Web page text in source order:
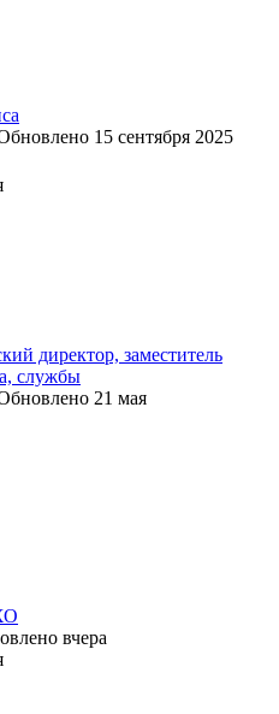
15 сентября 2025
директор, заместитель
службы
21 мая
вчера